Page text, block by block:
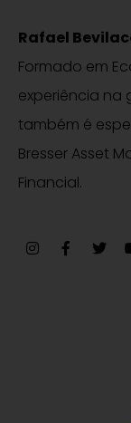
Rafael
Formado em
experiência na
também é
Bresser Asset
Financial.